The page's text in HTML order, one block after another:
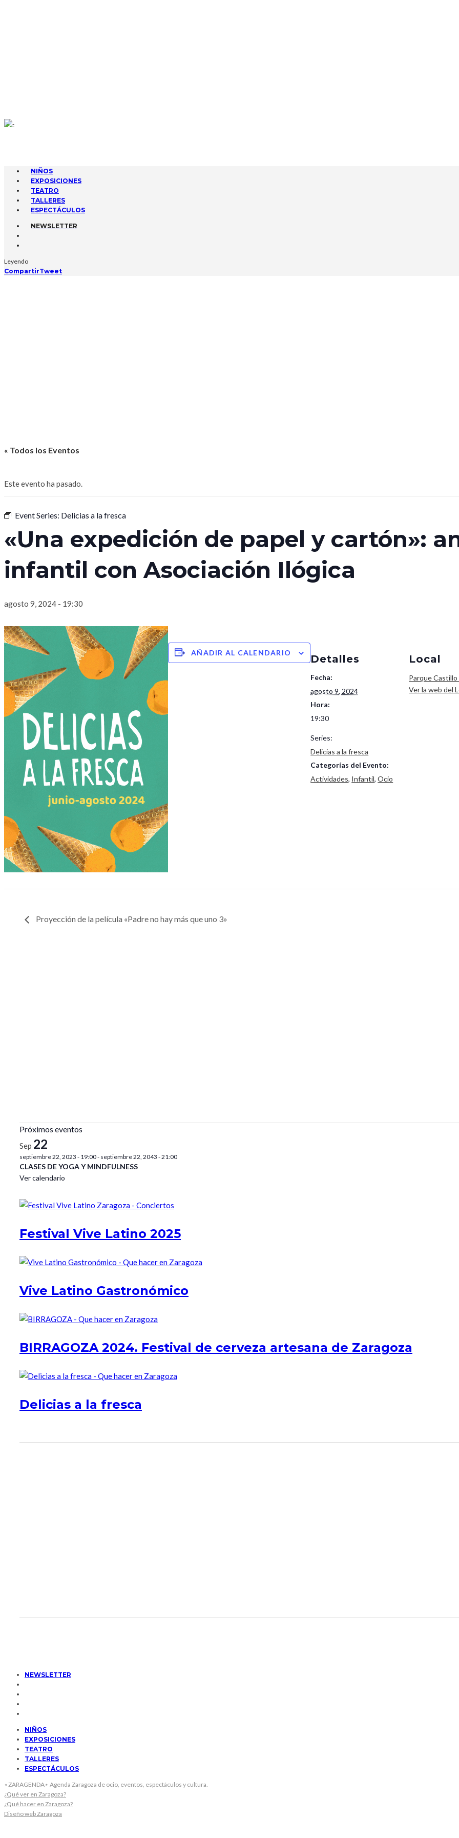
NIÑOS
EXPOSICIONES
TEATRO
TALLERES
ESPECTÁCULOS
NEWSLETTER
Leyendo
CompartirTweet
« Todos los Eventos
Este evento ha pasado.
Event Series: Delicias a la fresca
«Una expedición de papel y cartón»:
infantil con Asociación Ilógica
agosto 9, 2024 - 19:30
AÑADIR AL CALENDARIO
Detalles
Fecha:
agosto 9, 2024
Hora:
19:30
Series:
Delicias a la fresca
Categorías del Evento:
Actividades, Infantil,Ocio
Local
Parque Castillo
Ver la web del
Proyección de la película «Padre no hay más que uno 3»
Próximos eventos
Sep 22
septiembre 22, 2023 - 19:00- septiembre 22, 2043 - 21:00
CLASES DE YOGA Y MINDFULNESS
Ver calendario
Festival Vive Latino 2025
Vive Latino Gastronómico
BIRRAGOZA 2024. Festival de cerveza artesana de Zaragoza
Delicias a la fresca
NEWSLETTER
NIÑOS
EXPOSICIONES
TEATRO
TALLERES
ESPECTÁCULOS
⋆ZARAGENDA⋆ Agenda Zaragoza de ocio, eventos, espectáculos y cultura.
¿Qué ver en Zaragoza?
¿Qué hacer en Zaragoza?
Diseño web Zaragoza